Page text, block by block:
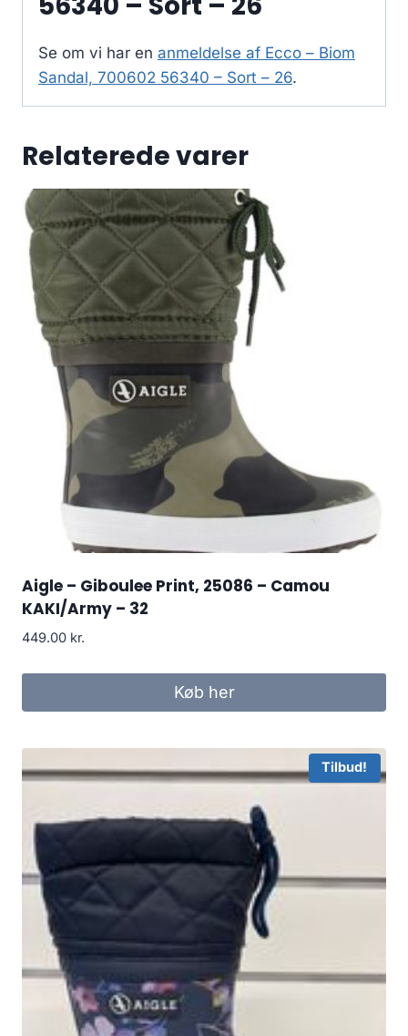
Se om vi har en anmeldelse af Ecco – Biom
Sandal, 700602 56340 – Sort – 26.
Relaterede varer
Aigle – Giboulee Print, 25086 – Camou
KAKI/Army – 32
449.00 kr.
Køb her
Tilbud!